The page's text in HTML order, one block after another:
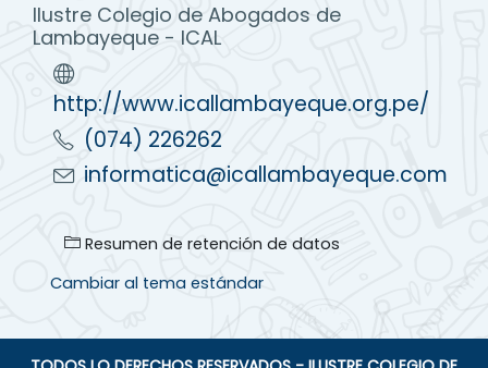
Ilustre Colegio de Abogados de
Lambayeque - ICAL
http://www.icallambayeque.org.pe/
(074) 226262
informatica@icallambayeque.com
Resumen de retención de datos
Cambiar al tema estándar